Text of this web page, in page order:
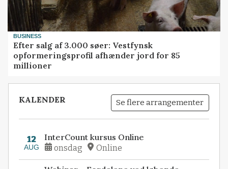
BUSINESS
Efter salg af 3.000 søer: Vestfynsk
opformeringsprofil afhænder jord for 85
millioner
KALENDER Se flere arrangementer
12
AUG
InterCount kursus Online
onsdag Online